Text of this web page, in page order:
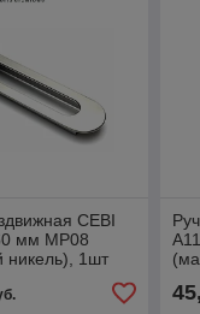
CEBI
мм MP08
никель), 1шт